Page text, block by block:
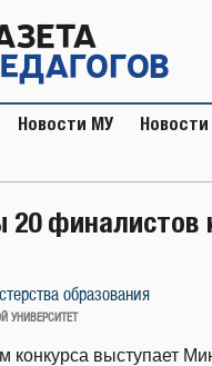
Новости МУ
20 финалистов
образования
УНИВЕРСИТЕТ
конкурса выступает